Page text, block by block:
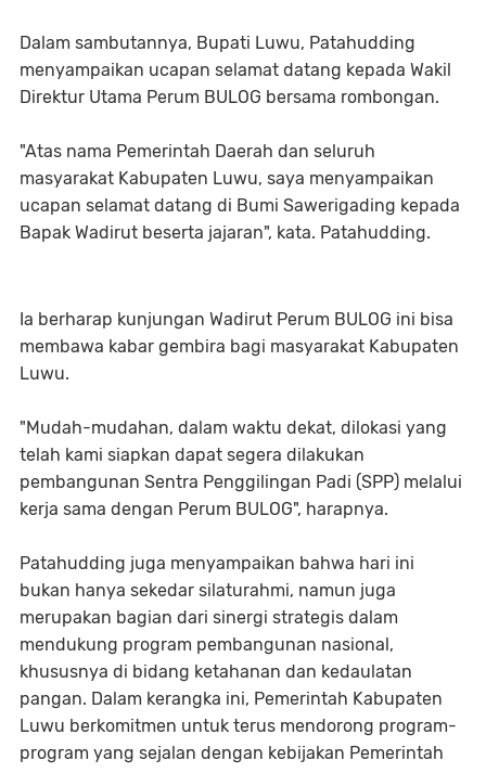
Dalam sambutannya, Bupati Luwu, Patahudding
menyampaikan ucapan selamat datang kepada Wakil
Direktur Utama Perum BULOG bersama rombongan.
"Atas nama Pemerintah Daerah dan seluruh
masyarakat Kabupaten Luwu, saya menyampaikan
ucapan selamat datang di Bumi Sawerigading kepada
Bapak Wadirut beserta jajaran", kata. Patahudding.
Ia berharap kunjungan Wadirut Perum BULOG ini bisa
membawa kabar gembira bagi masyarakat Kabupaten
Luwu.
"Mudah-mudahan, dalam waktu dekat, dilokasi yang
telah kami siapkan dapat segera dilakukan
pembangunan Sentra Penggilingan Padi (SPP) melalui
kerja sama dengan Perum BULOG", harapnya.
Patahudding juga menyampaikan bahwa hari ini
bukan hanya sekedar silaturahmi, namun juga
merupakan bagian dari sinergi strategis dalam
mendukung program pembangunan nasional,
khususnya di bidang ketahanan dan kedaulatan
pangan. Dalam kerangka ini, Pemerintah Kabupaten
Luwu berkomitmen untuk terus mendorong program-
program yang sejalan dengan kebijakan Pemerintah